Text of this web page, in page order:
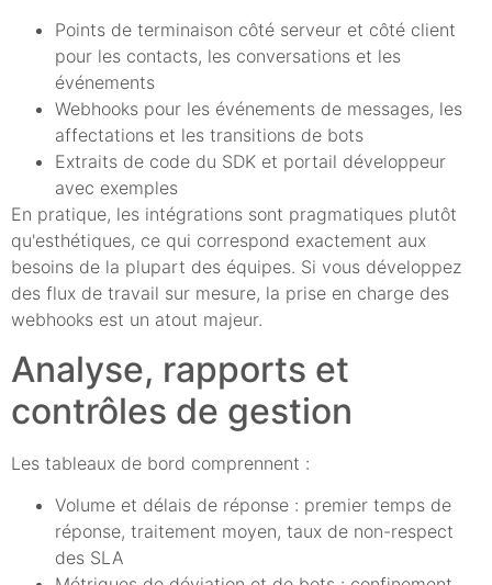
Points de terminaison côté serveur et côté client
pour les contacts, les conversations et les
événements
Webhooks pour les événements de messages, les
affectations et les transitions de bots
Extraits de code du SDK et portail développeur
avec exemples
En pratique, les intégrations sont pragmatiques plutôt
qu'esthétiques, ce qui correspond exactement aux
besoins de la plupart des équipes. Si vous développez
des flux de travail sur mesure, la prise en charge des
webhooks est un atout majeur.
Analyse, rapports et
contrôles de gestion
Les tableaux de bord comprennent :
Volume et délais de réponse : premier temps de
réponse, traitement moyen, taux de non-respect
des SLA